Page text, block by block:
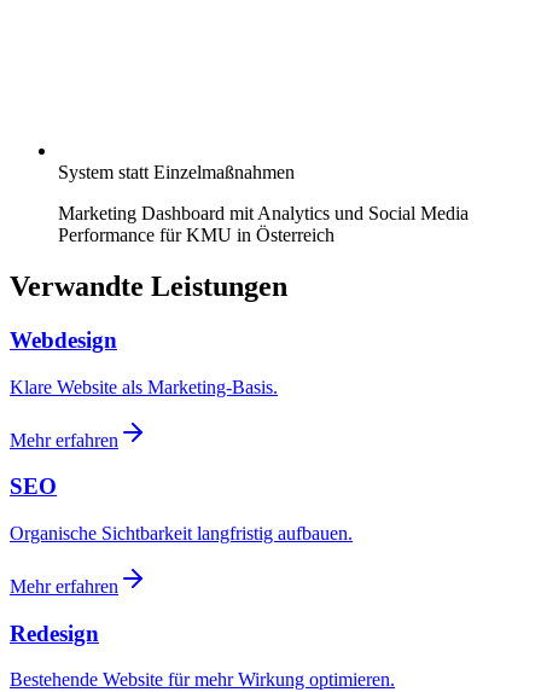
System statt Einzelmaßnahmen
Marketing Dashboard mit Analytics und Social Media
Performance für KMU in Österreich
Verwandte Leistungen
Webdesign
Klare Website als Marketing-Basis.
Mehr erfahren
SEO
Organische Sichtbarkeit langfristig aufbauen.
Mehr erfahren
Redesign
Bestehende Website für mehr Wirkung optimieren.